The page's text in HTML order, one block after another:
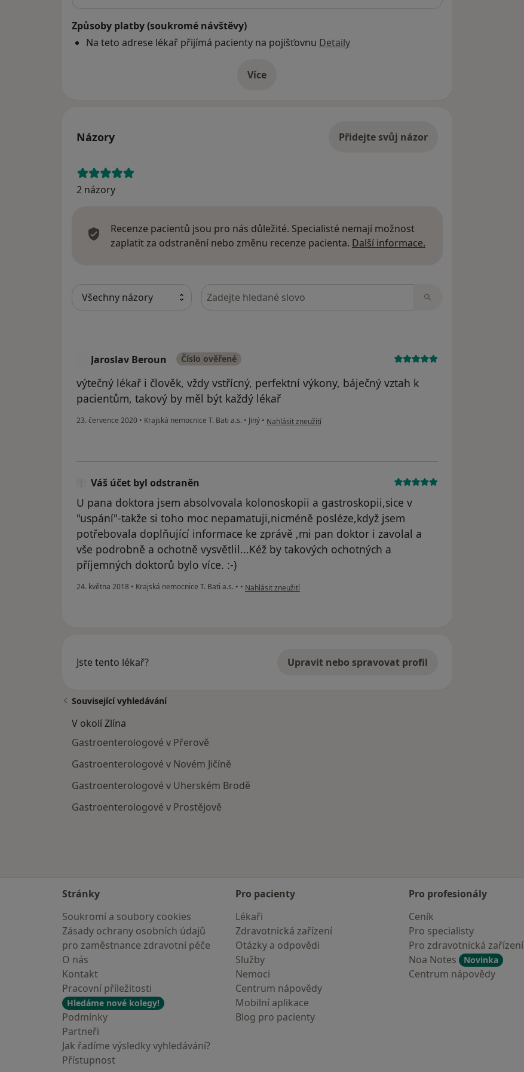
Způsoby platby (soukromé návštěvy)
Na teto adrese lékař přijímá pacienty na pojišťovnu Detaily
Víceo adrese
Názory Přidejte svůj názor
2 názory
Recenze pacientů jsou pro nás důležité. Specialisté nemají možnost
zaplatit za odstranění nebo změnu recenze pacienta. Další informace.
Hledejte v názorech
Jaroslav Beroun Číslo ověřené
výtečný lékař i člověk, vždy vstřícný, perfektní výkony, báječný vztah k
pacientům, takový by měl být každý lékař
23. července 2020 • Krajská nemocnice T. Bati a.s. • Jiný • podle názoru uživatele Jaroslav Beroun
Nahlásit zneužití
Váš účet byl odstraněn
U pana doktora jsem absolvovala kolonoskopii a gastroskopii,sice v
"uspání"-takže si toho moc nepamatuji,nicméně posléze,když jsem
potřebovala doplňující informace ke zprávě ,mi pan doktor i zavolal a
vše podrobně a ochotně vysvětlil...Kéž by takových ochotných a
příjemných doktorů bylo více. :-)
24. května 2018 • Krajská nemocnice T. Bati a.s. • • podle názoru uživatele Váš účet byl odstraněn
Nahlásit zneužití
Jste tento lékař? Upravit nebo spravovat profil
Související vyhledávání
V okolí Zlína
Gastroenterologové v Přerově
Gastroenterologové v Novém Jičíně
Gastroenterologové v Uherském Brodě
Gastroenterologové v Prostějově
Stránky
Soukromí a soubory cookies
Zásady ochrany osobních údajů
pro zaměstnance zdravotní péče
O nás
Kontakt
Pracovní příležitosti
Hledáme nové kolegy!
Podmínky
Partneři
Jak řadíme výsledky vyhledávání?
Přístupnost
Pro pacienty
Lékaři
Zdravotnická zařízení
Otázky a odpovědi
Služby
Nemoci
Centrum nápovědy
Mobilní aplikace
Blog pro pacienty
Pro profesionály
Ceník
Pro specialisty
Pro zdravotnická zařízení
Noa Notes
Novinka
Centrum nápovědy